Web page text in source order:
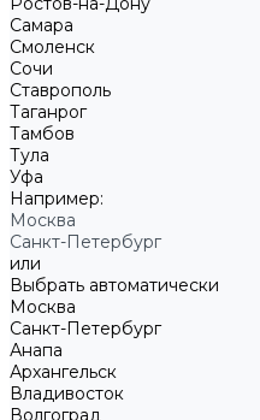
Самара
Смоленск
Сочи
Ставрополь
Таганрог
Тамбов
Тула
Уфа
Например:
Москва
Санкт-Петербург
или
Выбрать автоматически
Москва
Санкт-Петербург
Анапа
Архангельск
Владивосток
Волгоград